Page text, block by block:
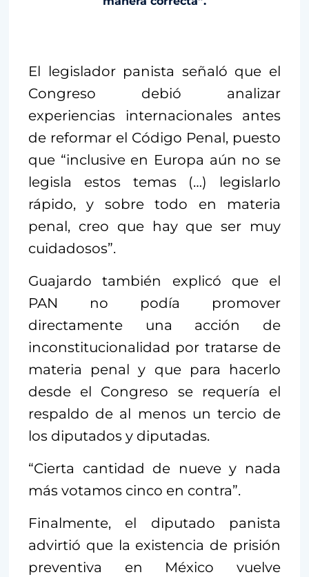
El legislador panista señaló que el
Congreso debió analizar
experiencias internacionales antes
de reformar el Código Penal, puesto
que “inclusive en Europa aún no se
legisla estos temas (…) legislarlo
rápido, y sobre todo en materia
penal, creo que hay que ser muy
cuidadosos”.
Guajardo también explicó que el
PAN no podía promover
directamente una acción de
inconstitucionalidad por tratarse de
materia penal y que para hacerlo
desde el Congreso se requería el
respaldo de al menos un tercio de
los diputados y diputadas.
“Cierta cantidad de nueve y nada
más votamos cinco en contra”.
Finalmente, el diputado panista
advirtió que la existencia de prisión
preventiva en México vuelve